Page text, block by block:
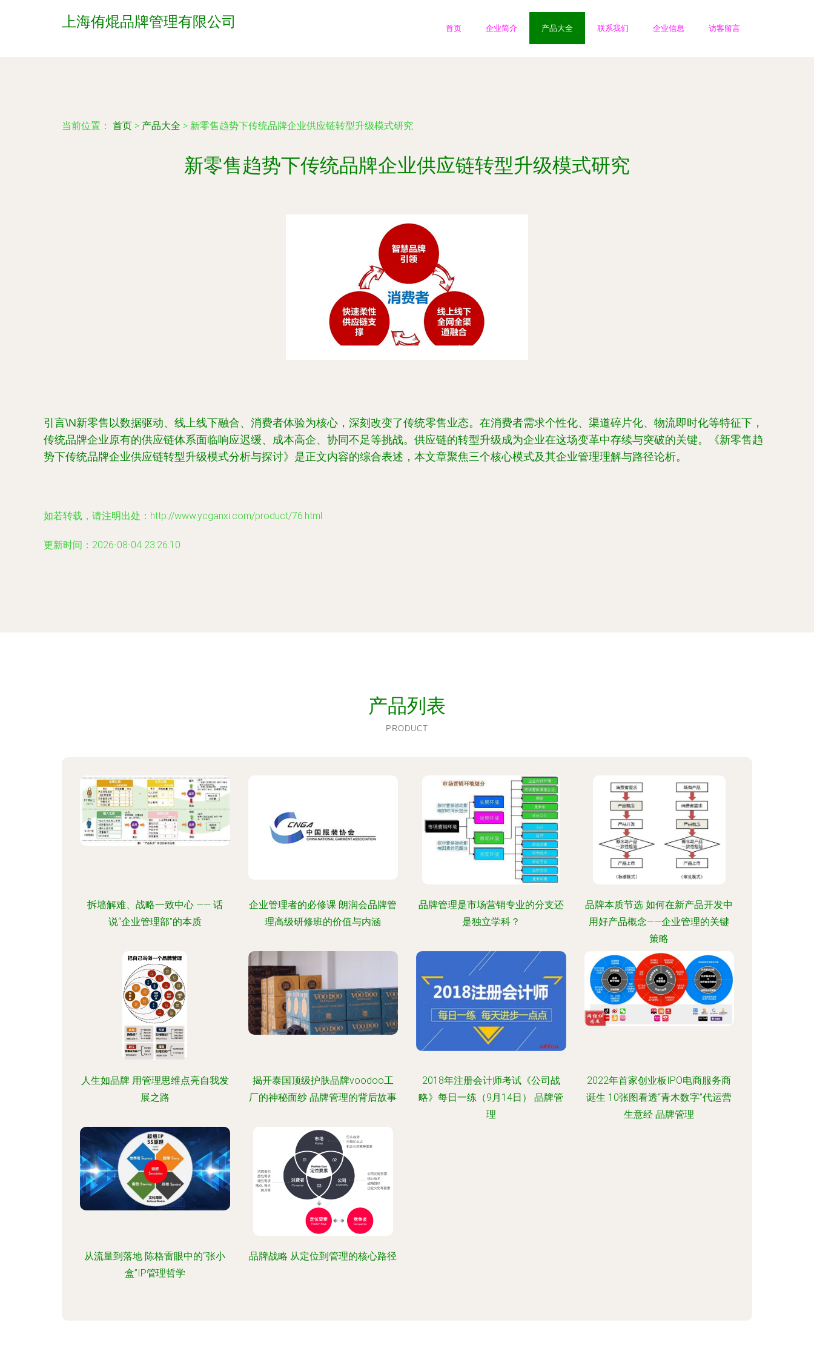
上海侑焜品牌管理有限公司 首页 企业简介 产品大全 联系我们 企业信息 访客留言
当前位置： 首页 > 产品大全 > 新零售趋势下传统品牌企业供应链转型升级模式研究
新零售趋势下传统品牌企业供应链转型升级模式研究
引言\N新零售以数据驱动、线上线下融合、消费者体验为核心，深刻改变了传统零售业态。在消费者需求个性化、渠道碎片化、物流即时化等特征下，
传统品牌企业原有的供应链体系面临响应迟缓、成本高企、协同不足等挑战。供应链的转型升级成为企业在这场变革中存续与突破的关键。《新零售趋
势下传统品牌企业供应链转型升级模式分析与探讨》是正文内容的综合表述，本文章聚焦三个核心模式及其企业管理理解与路径论析。
如若转载，请注明出处：http://www.ycganxi.com/product/76.html
更新时间：2026-08-04 23:26:10
产品列表
PRODUCT
拆墙解难、战略一致中心 —— 话
说“企业管理部”的本质
企业管理者的必修课 朗润会品牌管
理高级研修班的价值与内涵
品牌管理是市场营销专业的分支还
是独立学科？
品牌本质节选 如何在新产品开发中
用好产品概念——企业管理的关键
策略
人生如品牌 用管理思维点亮自我发
展之路
揭开泰国顶级护肤品牌voodoo工
厂的神秘面纱 品牌管理的背后故事
2018年注册会计师考试《公司战
略》每日一练（9月14日） 品牌管
理
2022年首家创业板IPO电商服务商
诞生 10张图看透“青木数字”代运营
生意经 品牌管理
从流量到落地 陈格雷眼中的“张小
盒”IP管理哲学
品牌战略 从定位到管理的核心路径